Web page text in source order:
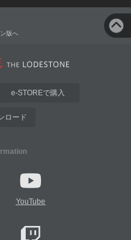
版へ
e-STOREで購入
ロード
YouTube